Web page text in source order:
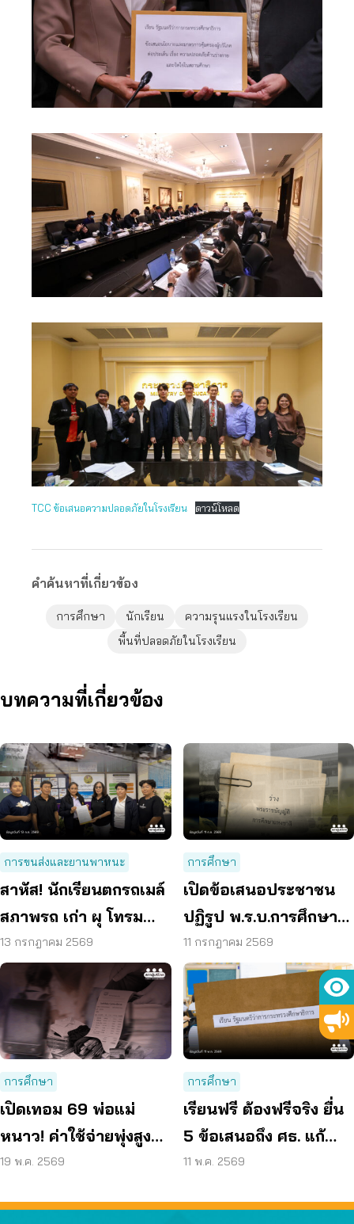
TCC ข้อเสนอความปลอดภัยในโรงเรียน ดาวน์โหลด
คำค้นหาที่เกี่ยวข้อง
การศึกษา นักเรียน
ความรุนแรงในโรงเรียน
พื้นที่ปลอดภัยในโรงเรียน
บทความที่เกี่ยวข้อง
การขนส่งและยานพาหนะ
สาหัส! นักเรียนตกรถเมล์
สภาพรถ เก่า ผุ โทรม
ถามหามาตรฐานรถ
ปลอดภัย
13 กรกฎาคม 2569
การศึกษา
เปิดข้อเสนอประชาชน
ปฏิรูป พ.ร.บ.การศึกษา
แห่งชาติ ลดเหลื่อมล้ำ –
เพิ่มคุณภาพผู้เรียน
11 กรกฎาคม 2569
การศึกษา
เปิดเทอม 69 พ่อแม่
หนาว! ค่าใช้จ่ายพุ่งสูงสุด
รอบ 17 ปี “เรียนฟรีไม่มี
19 พ.ค. 2569
การศึกษา
เรียนฟรี ต้องฟรีจริง ยื่น
5 ข้อเสนอถึง ศธ. แก้
ปัญหาค่าใช้จ่ายแฝง
11 พ.ค. 2569